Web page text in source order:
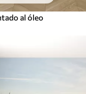
al óleo